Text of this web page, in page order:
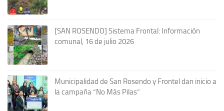
[SAN ROSENDO] Sistema Frontal: Información
comunal, 16 de julio 2026
Municipalidad de San Rosendo y Frontel dan inicio a
la campaña “No Más Pilas”